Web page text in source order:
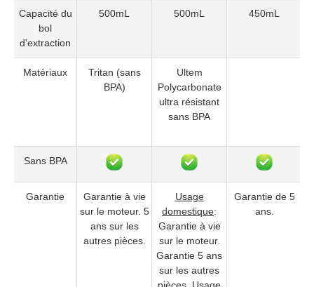
Capacité du
bol
d'extraction
500mL 500mL 450mL
Matériaux
Tritan (sans
BPA)
Ultem
Polycarbonate
ultra résistant
sans BPA
Sans BPA
Garantie
Garantie à vie
sur le moteur. 5
ans sur les
autres pièces.
Usage
domestique:
Garantie à vie
sur le moteur.
Garantie 5 ans
sur les autres
Garantie de 5
ans.